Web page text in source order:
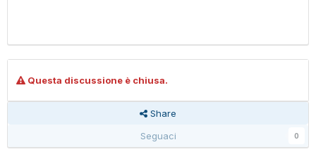
Questa discussione è chiusa.
Share
Seguaci
0